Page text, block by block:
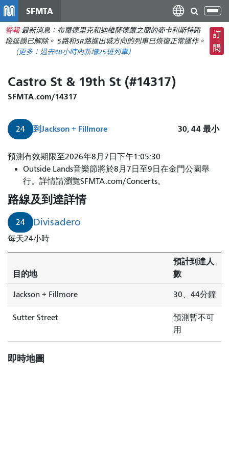
主
要
內
SFMTA
切
換
導
航
警報 最新消息：布羅德里克和迪維薩德羅之間的麥卡利斯特路
段延誤已解除。 5路和5R路進出城方向的列車已恢復正常運作。
（更多： 過去48小時內新增25班列車）
訂
閱
Castro St & 19th St (#14317)
SFMTA.com/14317
24 到Jackson + Fillmore 30, 44 最小
預測有效期限至2026年8月7日下午1:05:30
Outside Lands音樂節將於8月7日至9日在金門公園舉
行。詳情請瀏覽SFMTA.com/Concerts。
路線及到達詳情
24 Divisadero
每天24小時
目的地
預計到達人
數
Jackson + Fillmore 30、44分鐘
Sutter Street
預測暫不可
用
即時地圖